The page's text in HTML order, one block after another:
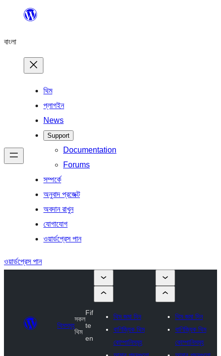
যান
বাংলা
থিম
প্লাগইন
News
Support
Documentation
Forums
সম্পর্কে
অনুবাদ প্রজেক্ট
অবদান রাখুন
যোগাযোগ
ওয়ার্ডপ্রেস পান
ওয়ার্ডপ্রেস পান
থিমসমূহ
সকল
থিম
Fif
te
en
থিম জমা দিন
বাণিজ্যিক থিম
কোম্পানিসমূহ
থিম জমা দিন
বাণিজ্যিক থিম
কোম্পানিসমূহ